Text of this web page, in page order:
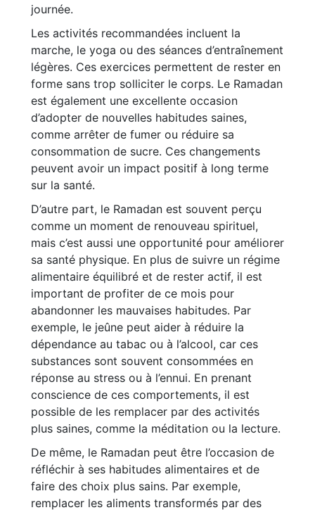
journée.
Les activités recommandées incluent la
marche, le yoga ou des séances d’entraînement
légères. Ces exercices permettent de rester en
forme sans trop solliciter le corps. Le Ramadan
est également une excellente occasion
d’adopter de nouvelles habitudes saines,
comme arrêter de fumer ou réduire sa
consommation de sucre. Ces changements
peuvent avoir un impact positif à long terme
sur la santé.
D’autre part, le Ramadan est souvent perçu
comme un moment de renouveau spirituel,
mais c’est aussi une opportunité pour améliorer
sa santé physique. En plus de suivre un régime
alimentaire équilibré et de rester actif, il est
important de profiter de ce mois pour
abandonner les mauvaises habitudes. Par
exemple, le jeûne peut aider à réduire la
dépendance au tabac ou à l’alcool, car ces
substances sont souvent consommées en
réponse au stress ou à l’ennui. En prenant
conscience de ces comportements, il est
possible de les remplacer par des activités
plus saines, comme la méditation ou la lecture.
De même, le Ramadan peut être l’occasion de
réfléchir à ses habitudes alimentaires et de
faire des choix plus sains. Par exemple,
remplacer les aliments transformés par des